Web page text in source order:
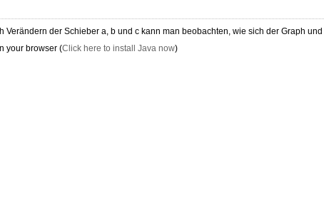
der Schieber a, b und c kann man beobachten, wie sich der Graph
your browser (Click here to install Java now)